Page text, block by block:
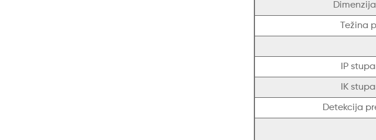
Težina
IP
IK
Detekcija